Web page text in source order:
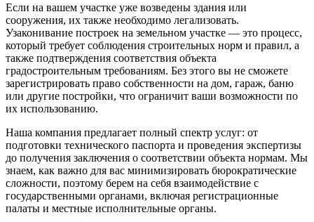
Если на вашем участке уже возведены здания или
сооружения, их также необходимо легализовать.
Узаконивание построек на земельном участке — это процесс,
который требует соблюдения строительных норм и правил, а
также подтверждения соответствия объекта
градостроительным требованиям. Без этого вы не сможете
зарегистрировать право собственности на дом, гараж, баню
или другие постройки, что ограничит ваши возможности по
их использованию.
Наша компания предлагает полный спектр услуг: от
подготовки технического паспорта и проведения экспертизы
до получения заключения о соответствии объекта нормам. Мы
знаем, как важно для вас минимизировать бюрократические
сложности, поэтому берем на себя взаимодействие с
государственными органами, включая регистрационные
палаты и местные исполнительные органы.